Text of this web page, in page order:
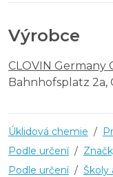
Výrobce
CLOVIN Germany
Bahnhofsplatz 2a,
Úklidová chemie /
Podle určení /
Podle určení / Školy